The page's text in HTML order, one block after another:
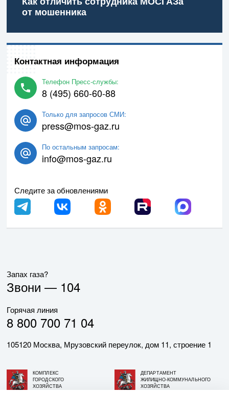
от мошенника
Контактная информация
Телефон Пресс-службы:
8 (495) 660-60-88
Только для запросов СМИ:
press@mos-gaz.ru
По остальным запросам:
info@mos-gaz.ru
Следите за обновлениями
Запах газа?
Звони — 104
Горячая линия
8 800 700 71 04
105120 Москва, Мрузовский переулок, дом 11, строение 1
КОМПЛЕКС
ГОРОДСКОГО
ХОЗЯЙСТВА
ДЕПАРТАМЕНТ
ЖИЛИЩНО-КОММУНАЛЬНОГО
ХОЗЯЙСТВА